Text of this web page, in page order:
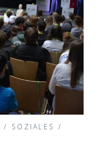
/ SOZIALES
/